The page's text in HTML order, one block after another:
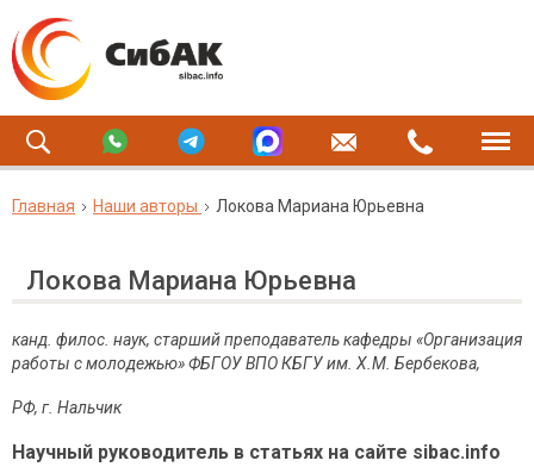
Главная Наши авторы Локова Мариана Юрьевна
Локова Мариана Юрьевна
канд. филос. наук, старший преподаватель кафедры «Организация
работы с молодежью»ФБГОУ ВПО КБГУ им. Х.М. Бербекова,
РФ, г. Нальчик
Научный руководитель в статьях на сайте sibac.info